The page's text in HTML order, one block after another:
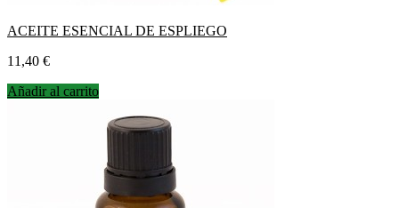
ACEITE ESENCIAL DE ESPLIEGO
Precio
11,40 €
Añadir al carrito